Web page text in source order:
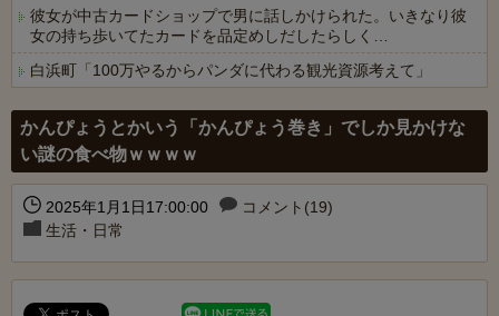
彼女が中古カードショップで男に話しかけられた。いきなり彼
女の持ち歩いてたカードを品定めしだしたらしく…
白浜町「100万やるからパンダに代わる観光資源考えて」
かんぴょうとかいう「かんぴょう巻き」でしか見かけな
い謎の食べ物ｗｗｗｗ
2025年1月1日17:00:00
コメント(19)
生活・日常